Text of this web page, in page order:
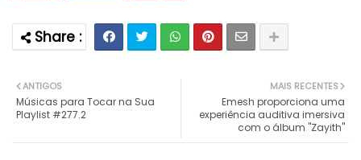
MAIS RECENTES
Emesh proporciona uma
experiência auditiva imersiva
com o álbum "Zayith"
ANTIGOS
Músicas para Tocar na Sua
Playlist #277.2